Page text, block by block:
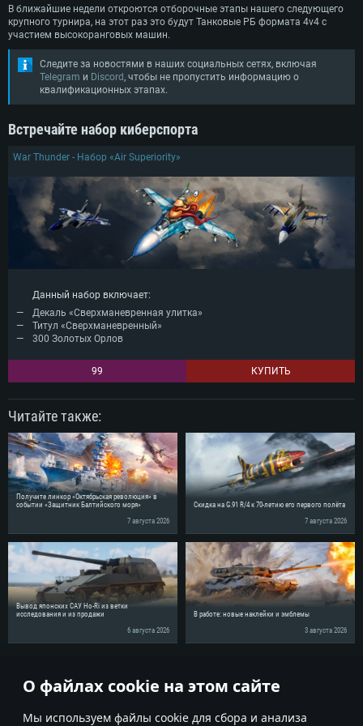
О файлах cookie на этом сайте
Мы используем файлы cookie для сбора и анализа
ОС: Windows 10/11 (64bit)
Процессор: Intel Core i5 или Ryzen 5 3600 и выше
Оперативная память: 16 ГБ
Видеокарта с поддержкой DirectX 11 и выше: Nvidia GeForce 1060 и
выше, Radeon RX 570 и выше
Сеть: Широкополосное подключение к Интернету
Место на жестком диске: 75.9 Гб
Процессор: Intel Core i7 (Intel Xeon не поддерживается)
Оперативная память: 8 Гб
Видеокарта: Radeon Vega II и выше с поддержкой Metal
Место на жестком диске: 75.9 Гб
Операционная система: Ubuntu 20.04 64bit
Процессор: Intel Core i7
Оперативная память: 16 Гб
Видеокарта: NVIDIA GeForce 1060 со свежими проприетарными
драйверами (не старее 6 месяцев) / Radeon RX 570 со свежими
проприетарными драйверами (не старее 6 месяцев) с поддержкой
Место на жестком диске: 75.9 Гб
В ближайшие недели откроются отборочные этапы нашего следующего
крупного турнира, на этот раз это будут Танковые РБ формата 4v4 с
участием высокоранговых машин.
Следите за новостями в наших социальных сетях, включая
Telegram и Discord, чтобы не пропустить информацию о
квалификационных этапах.
Встречайте набор киберспорта
War Thunder - Набор «Air Superiority»
Данный набор включает:
Декаль «Сверхманевренная улитка»
Титул «Сверхманевренный»
300 Золотых Орлов
99 КУПИТЬ
Читайте также:
Получите линкор «Октябрьская революция» в
событии «Защитник Балтийского моря»
7 августа 2026
Скидка на G.91 R/4 к 70-летию его первого полёта
7 августа 2026
Вывод японских САУ Ho-Ri из ветки
исследования и из продажи
6 августа 2026
В работе: новые наклейки и эмблемы
3 августа 2026
Поделись новостью с друзьями!